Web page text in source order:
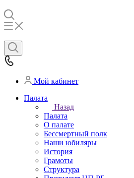
Мой кабинет
Палата
Назад
Палата
О палате
Бессмертный полк
Наши юбиляры
История
Грамоты
Структура